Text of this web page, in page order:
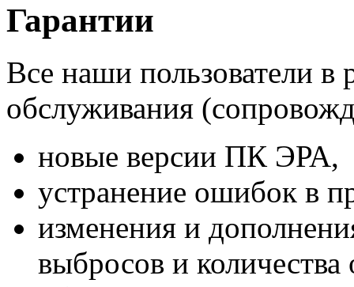
Гарантии
Все наши пользователи в
обслуживания
новые версии ПК ЭРА,
устранение ошибок в
изменения и
выбросов и